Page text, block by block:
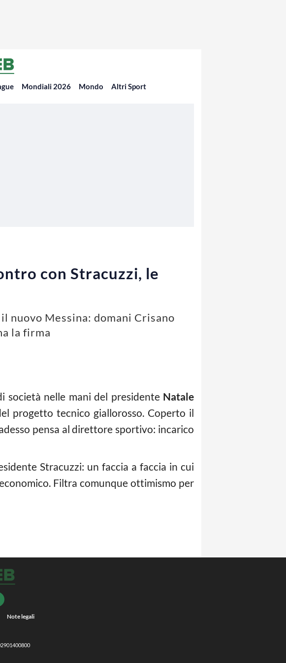
Mondiali 2026 Mondo Altri Sport
con Stracuzzi, le
nuovo Messina: domani Crisano
la firma
società nelle mani del presidente Natale
progetto tecnico giallorosso. Coperto il
pensa al direttore sportivo: incarico
Stracuzzi: un faccia a faccia in cui
Filtra comunque ottimismo per
Note legali